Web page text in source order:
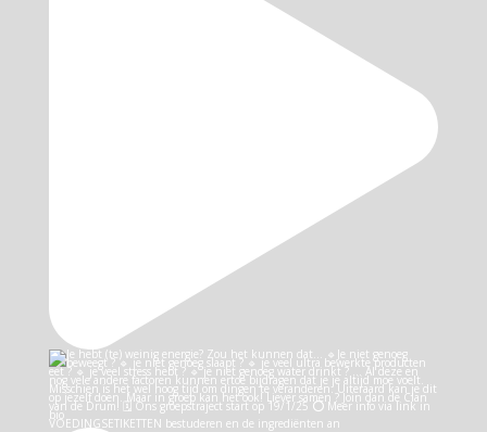
VOEDINGSETIKETTEN bestuderen en de ingrediënten an